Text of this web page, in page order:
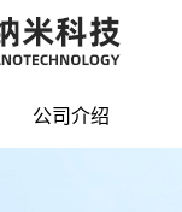
公司介绍